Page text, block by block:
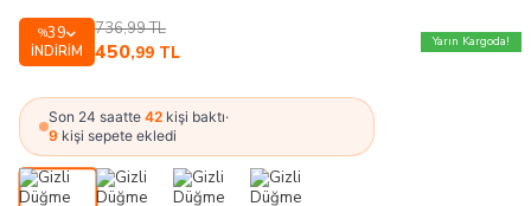
%39
İNDIRIM
736,99TL
450,99 TL
Yarın Kargoda!
Son 24 saatte 42 kişi baktı·
9 kişi sepete ekledi